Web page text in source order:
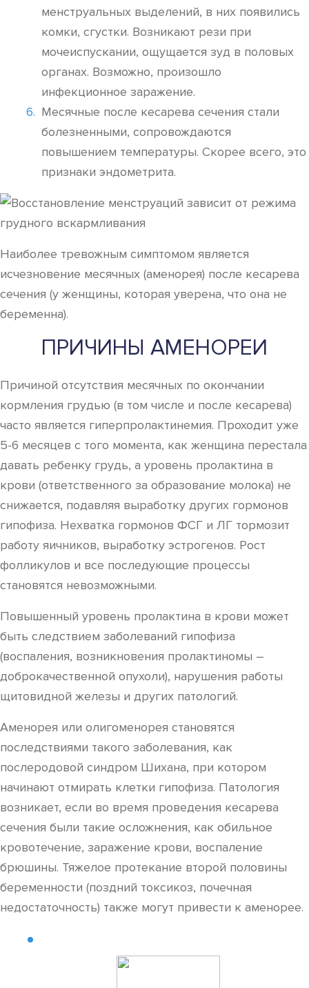
менструальных выделений, в них появились
комки, сгустки. Возникают рези при
мочеиспускании, ощущается зуд в половых
органах. Возможно, произошло
инфекционное заражение.
Месячные после кесарева сечения стали
болезненными, сопровождаются
повышением температуры. Скорее всего, это
признаки эндометрита.
Наиболее тревожным симптомом является
исчезновение месячных (аменорея) после кесарева
сечения (у женщины, которая уверена, что она не
беременна).
ПРИЧИНЫ АМЕНОРЕИ
Причиной отсутствия месячных по окончании
кормления грудью (в том числе и после кесарева)
часто является гиперпролактинемия. Проходит уже
5-6 месяцев с того момента, как женщина перестала
давать ребенку грудь, а уровень пролактина в
крови (ответственного за образование молока) не
снижается, подавляя выработку других гормонов
гипофиза. Нехватка гормонов ФСГ и ЛГ тормозит
работу яичников, выработку эстрогенов. Рост
фолликулов и все последующие процессы
становятся невозможными.
Повышенный уровень пролактина в крови может
быть следствием заболеваний гипофиза
(воспаления, возникновения пролактиномы –
доброкачественной опухоли), нарушения работы
щитовидной железы и других патологий.
Аменорея или олигоменорея становятся
последствиями такого заболевания, как
послеродовой синдром Шихана, при котором
начинают отмирать клетки гипофиза. Патология
возникает, если во время проведения кесарева
сечения были такие осложнения, как обильное
кровотечение, заражение крови, воспаление
брюшины. Тяжелое протекание второй половины
беременности (поздний токсикоз, почечная
недостаточность) также могут привести к аменорее.